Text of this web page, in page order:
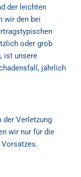
der leichten
wir den bei
oder grob
ist unsere
jährlich
der Verletzung
wir nur für die